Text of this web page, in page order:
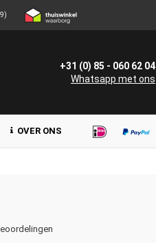
+31 (0) 85 - 060 62 04
Whatsapp met ons
OVER ONS